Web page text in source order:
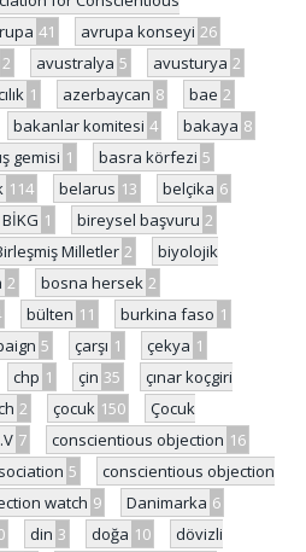
41 avrupa konseyi 26
2 avustralya 5 avusturya 2
1 azerbaycan 8 bae 2
bakanlar komitesi 4 bakaya 8
gemisi 1 basra körfezi 5
114 belarus 13 belçika 6
BİKG 1 bireysel başvuru 2
Milletler 2
biyolojik
2 bosna hersek 2
bülten 11 burkina faso 1
5 çarşı 1 çekya 1
chp 1 çin 35
çınar koçgiri
2 çocuk 150
Çocuk
7 conscientious objection 16
5
conscientious objection
watch 9 Danimarka 6
din 3 doğa 10
dövizli